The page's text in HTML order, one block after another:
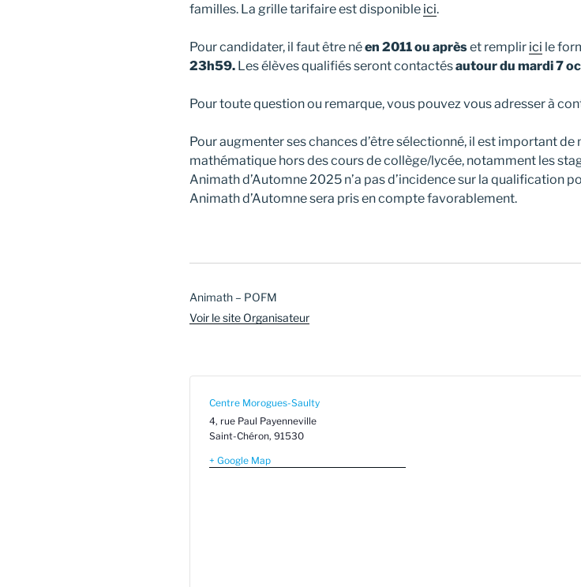
familles. La grille tarifaire est disponible ici.
Pour candidater, il faut être néen 2011 ou aprèset remplir ici le
23h59. Les élèves qualifiés seront contactésautour du mardi 7
Pour toute question ou remarque, vous pouvez vous adresser à
Pour augmenter ses chances d’être sélectionné, il est important
mathématique hors des cours de collège/lycée, notamment les
Animath d’Automne 2025 n’a pas d’incidence sur la qualification
Animath d’Automne sera pris en compte favorablement.
Animath – POFM
Voir le site Organisateur
Centre Morogues-Saulty
4, rue Paul Payenneville
Saint-Chéron, 91530
+ Google Map